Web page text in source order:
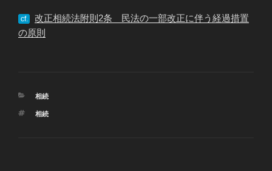
cf.
改正相続法附則2条 民法の一部改正に伴う経過措置
の原則
カ
ゴ
相続
タ
相続